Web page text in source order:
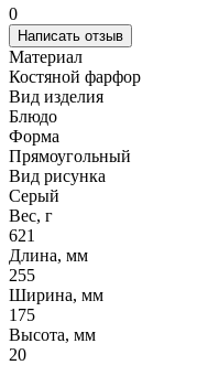
0
Написать отзыв
Материал
Костяной фарфор
Вид изделия
Блюдо
Форма
Прямоугольный
Вид рисунка
Серый
Вес, г
621
Длина, мм
255
Ширина, мм
175
Высота, мм
20